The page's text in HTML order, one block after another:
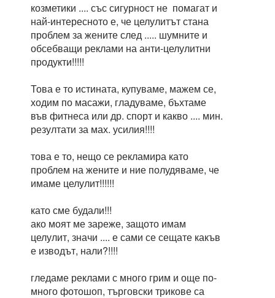
козметики .... със сигурност не помагат и
най-интересното е, че целулитът стана
проблем за жените след ..... шумните и
обсебващи реклами на анти-целулитни
продукти!!!!!
Това е то истината, купуваме, мажем се,
ходим по масажи, гладуваме, бъхтаме
във фитнеса или др. спорт и какво .... мин.
резултати за мах. усилия!!!!
това е то, нещо се рекламира като
проблем на жените и ние полудяваме, че
имаме целулит!!!!!!
като сме будали!!!
ако моят ме зареже, защото имам
целулит, значи .... е сами се сещате какъв
е изводът, нали?!!!!
гледаме реклами с много грим и още по-
много фотошоп, търговски трикове са